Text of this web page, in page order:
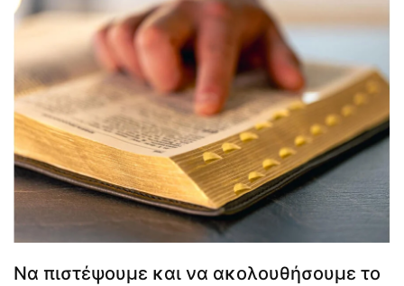
Να πιστέψουμε και να ακολουθήσουμε το